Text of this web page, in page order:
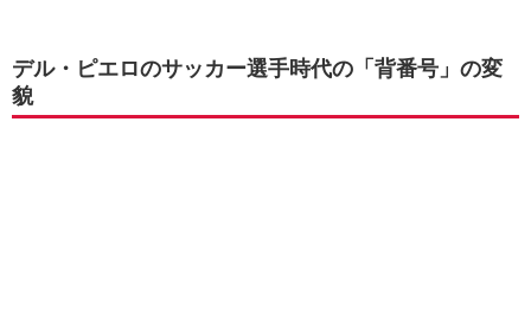
デル・ピエロのサッカー選手時代の「背番号」の変
貌